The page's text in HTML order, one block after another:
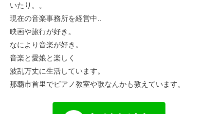
いたり。。
現在の音楽事務所を経営中..
映画や旅行が好き。
なにより音楽が好き。
音楽と愛娘と楽しく
波乱万丈に生活しています。
那覇市首里でピアノ教室や歌なんかも教えています。